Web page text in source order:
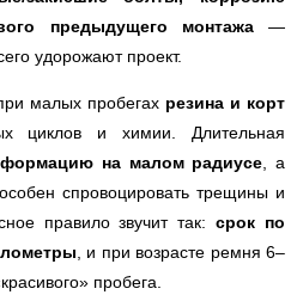
предыдущего монтажа—
удорожают проект.
малых пробегах резина и корт
циклов и химии. Длительная
на малом радиусе, а
спровоцировать трещины и
правило звучит так:срок по
, и при возрасте ремня 6–
пробега.